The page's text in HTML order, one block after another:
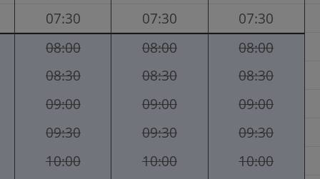
07:30
08:00
08:30
09:00
09:30
10:00
07:30
08:00
08:30
09:00
09:30
10:00
07:30
08:00
08:30
09:00
09:30
10:00